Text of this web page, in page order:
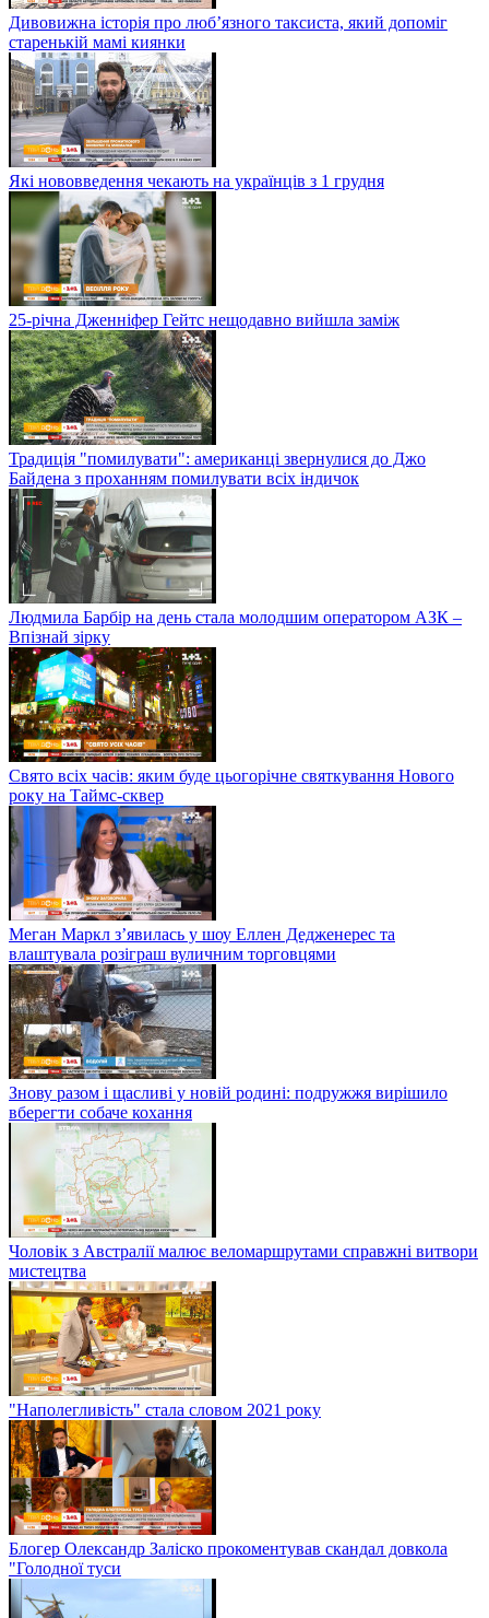
Дивовижна історія про люб’язного таксиста, який допоміг
старенькій мамі киянки
Які нововведення чекають на українців з 1 грудня
25-річна Дженніфер Гейтс нещодавно вийшла заміж
Традиція "помилувати": американці звернулися до Джо
Байдена з проханням помилувати всіх індичок
Людмила Барбір на день стала молодшим оператором АЗК –
Впізнай зірку
Свято всіх часів: яким буде цьогорічне святкування Нового
року на Таймс-сквер
Меган Маркл з’явилась у шоу Еллен Дедженерес та
влаштувала розіграш вуличним торговцями
Знову разом і щасливі у новій родині: подружжя вирішило
вберегти собаче кохання
Чоловік з Австралії малює веломаршрутами справжні витвори
мистецтва
"Наполегливість" стала словом 2021 року
Блогер Олександр Заліско прокоментував скандал довкола
"Голодної туси